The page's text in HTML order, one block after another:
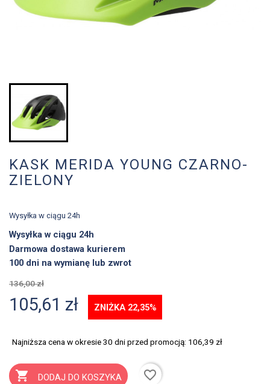
KASK MERIDA YOUNG CZARNO-
ZIELONY
Wysyłka w ciągu 24h
Wysyłka w ciągu 24h
Darmowa dostawa kurierem
100 dni na wymianę lub zwrot
136,00 zł
105,61 zł ZNIŻKA 22,35%
Najniższa cena w okresie 30 dni przed promocją: 106,39 zł
 DODAJ DO KOSZYKA
favorite_border